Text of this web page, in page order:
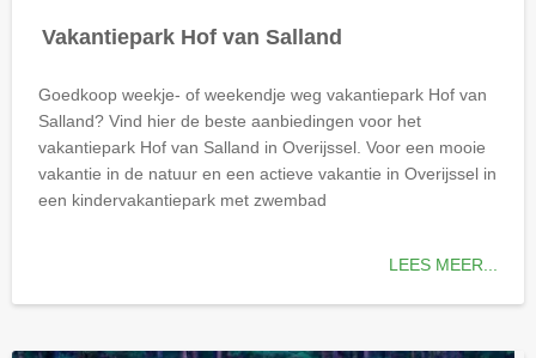
Vakantiepark Hof van Salland
Goedkoop weekje- of weekendje weg vakantiepark Hof van
Salland? Vind hier de beste aanbiedingen voor het
vakantiepark Hof van Salland in Overijssel. Voor een mooie
vakantie in de natuur en een actieve vakantie in Overijssel in
een kindervakantiepark met zwembad
LEES MEER...